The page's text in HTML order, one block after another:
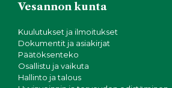
Vesannon kunta
Kuulutukset ja ilmoitukset
Dokumentit ja asiakirjat
Päätöksenteko
Osallistu ja vaikuta
Hallinto ja talous